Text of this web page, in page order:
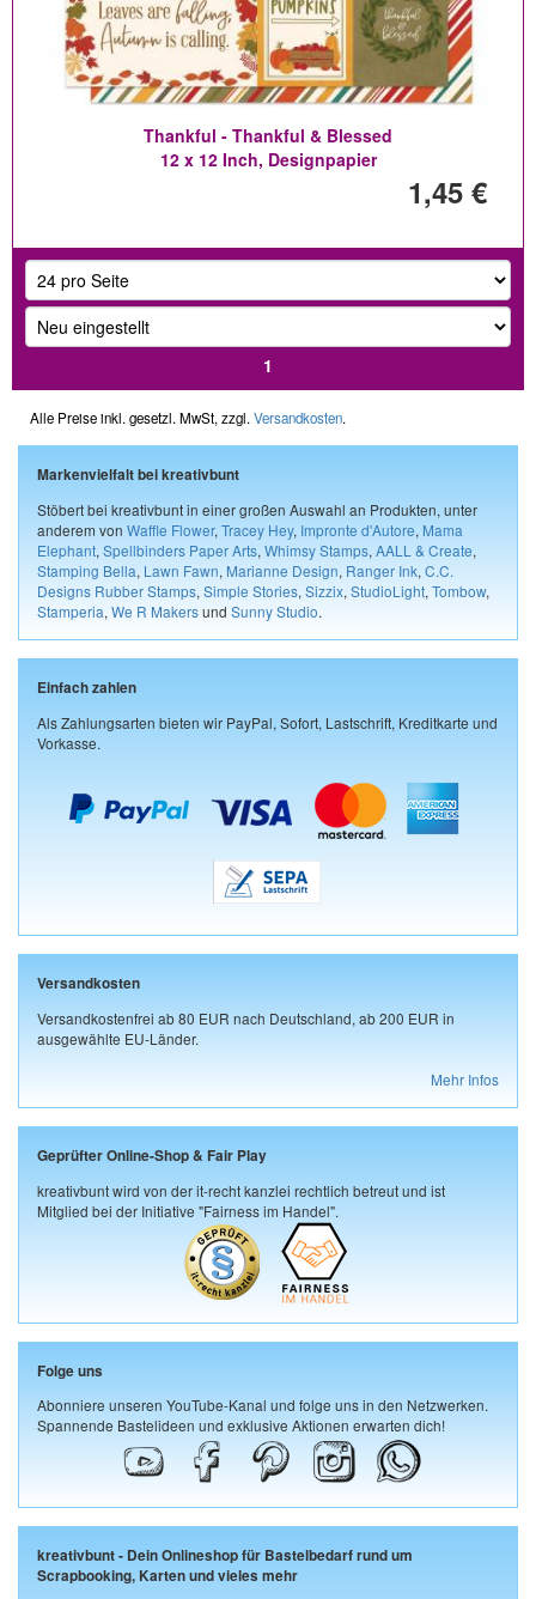
Thankful - Thankful & Blessed
12 x 12 Inch, Designpapier
1,45 €
1
Alle Preise inkl. gesetzl. MwSt, zzgl. Versandkosten.
Markenvielfalt bei kreativbunt
Stöbert bei kreativbunt in einer großen Auswahl an Produkten, unter
anderem von Waffle Flower, Tracey Hey, Impronte d'Autore, Mama
Elephant, Spellbinders Paper Arts, Whimsy Stamps, AALL & Create,
Stamping Bella, Lawn Fawn, Marianne Design, Ranger Ink, C.C.
Designs Rubber Stamps, Simple Stories, Sizzix, StudioLight, Tombow,
Stamperia, We R Makersund Sunny Studio.
Einfach zahlen
Als Zahlungsarten bieten wir PayPal, Sofort, Lastschrift, Kreditkarte und
Vorkasse.
Versandkosten
Versandkostenfrei ab 80 EUR nach Deutschland, ab 200 EUR in
ausgewählte EU-Länder.
Mehr Infos
Geprüfter Online-Shop & Fair Play
kreativbunt wird von der it-recht kanzlei rechtlich betreut und ist
Mitglied bei der Initiative "Fairness im Handel".
Folge uns
Abonniere unseren YouTube-Kanal und folge uns in den Netzwerken.
Spannende Bastelideen und exklusive Aktionen erwarten dich!
kreativbunt - Dein Onlineshop für Bastelbedarf rund um
Scrapbooking, Karten und vieles mehr